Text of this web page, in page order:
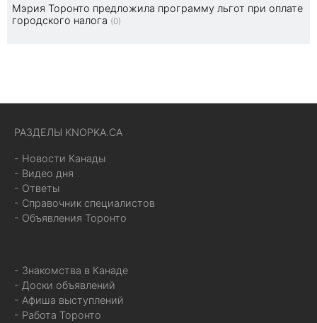
Мэрия Торонто предложила программу льгот при оплате
городского налога (0)
РАЗДЕЛЫ KNOPKA.CA
- Новости Канады
- Видео дня
- Ответы
- Справочник специалистов
- Объявления Торонто
- Знакомства в Канаде
- Доски объявлений
- Афиша выступлений
- Работа Торонто